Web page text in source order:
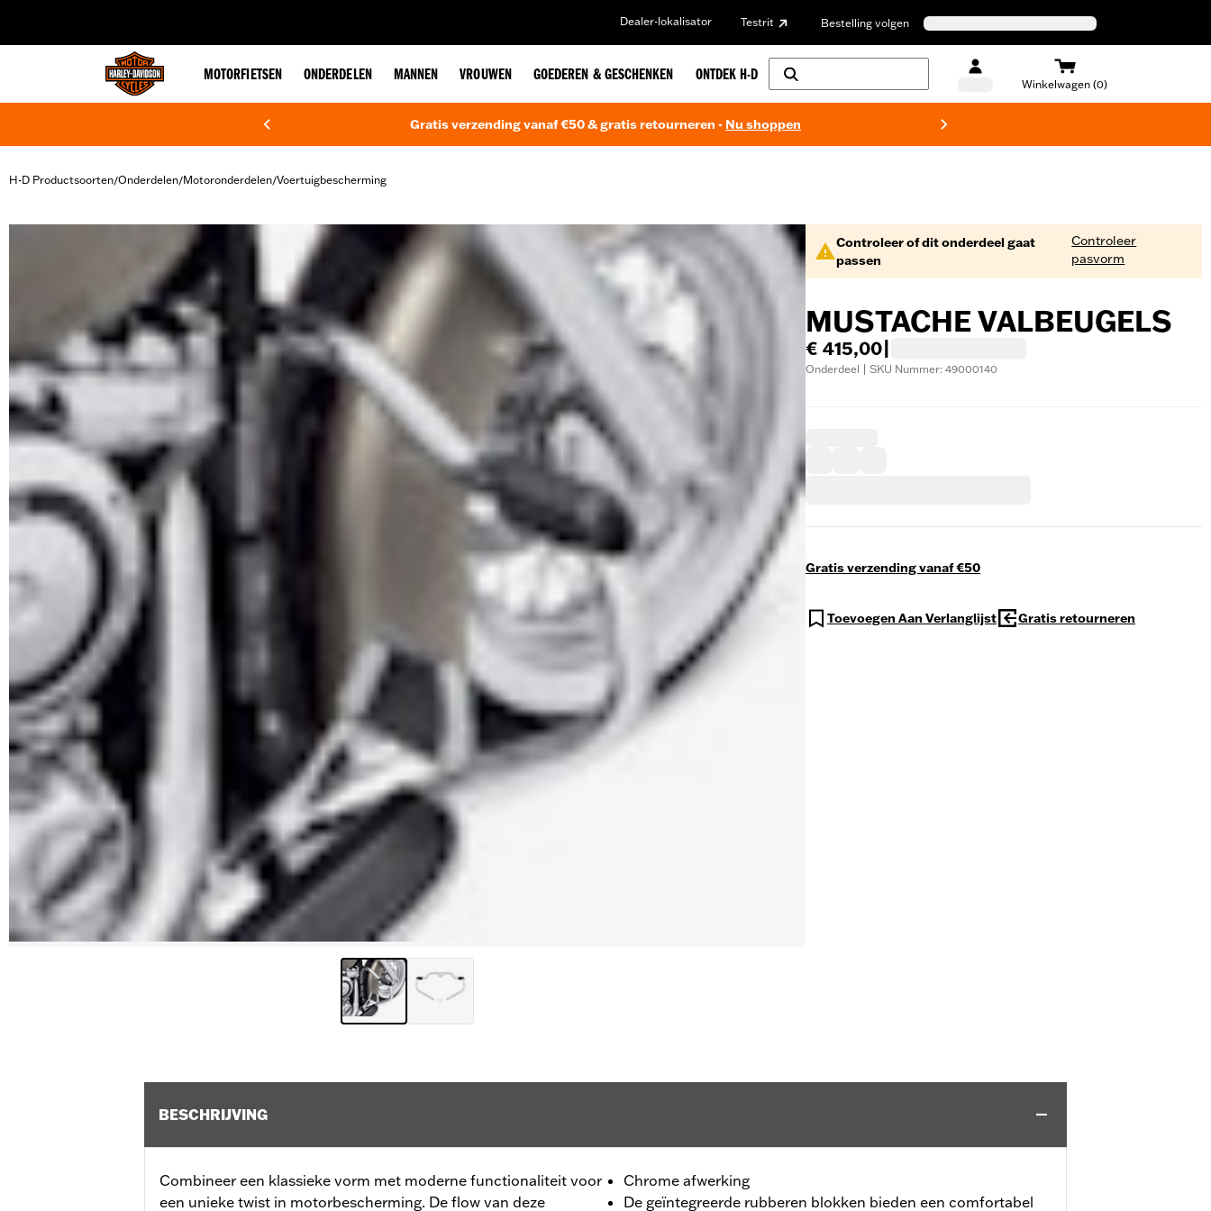
Dealer-lokalisator Testrit Bestelling volgen
MOTORFIETSEN ONDERDELEN MANNEN VROUWEN GOEDEREN & GESCHENKEN ONTDEK H-D
Winkelwagen (0)
Gratis verzending vanaf €50 & gratis retourneren - Nu shoppen
H-D Productsoorten/Onderdelen/Motoronderdelen/Voertuigbescherming
Controleer of dit onderdeel gaat
passen
Controleer
pasvorm
MUSTACHE VALBEUGELS
€ 415,00
Onderdeel | SKU Nummer: 49000140
Gratis verzending vanaf €50
Toevoegen Aan Verlanglijst Gratis retourneren
BESCHRIJVING
Combineer een klassieke vorm met moderne functionaliteit voor
een unieke twist in motorbescherming. De flow van deze
Chrome afwerking
De geïntegreerde rubberen blokken bieden een comfortabel